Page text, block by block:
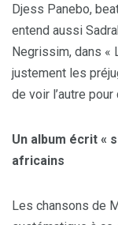
Djess Panebo,
entend aussi
Negrissim, dans «
justement les
de voir l’autre pour
Un album écrit «
africains
Les chansons de